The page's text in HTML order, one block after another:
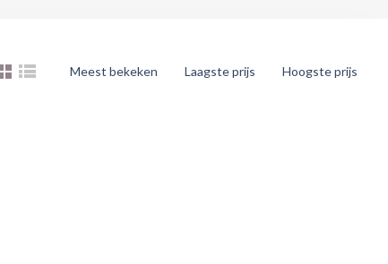
Meest bekeken Laagste prijs Hoogste prijs